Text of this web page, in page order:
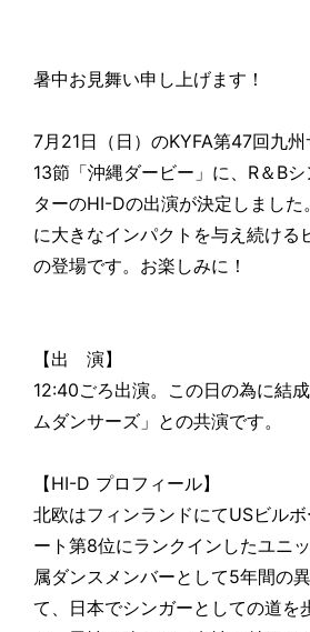
暑中お見舞い申し上げます！
7月21日（日）のKYFA第47回九
13節「沖縄ダービー」に、R＆B
ターのHI-Dの出演が決定しました
に大きなインパクトを与え続ける
の登場です。お楽しみに！
【出 演】
12:40ごろ出演。この日の為に結
ムダンサーズ」との共演です。
【HI-D プロフィール】
北欧はフィンランドにてUSビル
ート第8位にランクインしたユニ
属ダンスメンバーとして5年間の
て、日本でシンガーとしての道を